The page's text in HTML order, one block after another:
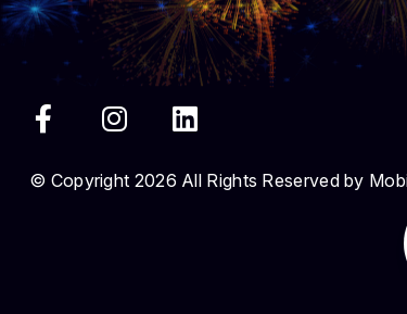
© Copyright 2026 All Rights Reserved by